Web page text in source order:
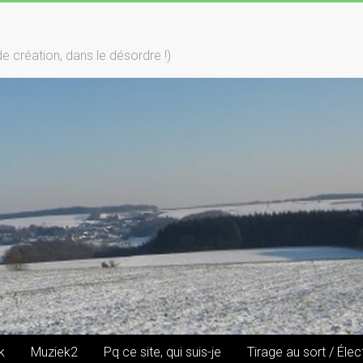
création, dans le désordre !)
Muziek2 Pq ce site, qui suis-je Tirage au sort /